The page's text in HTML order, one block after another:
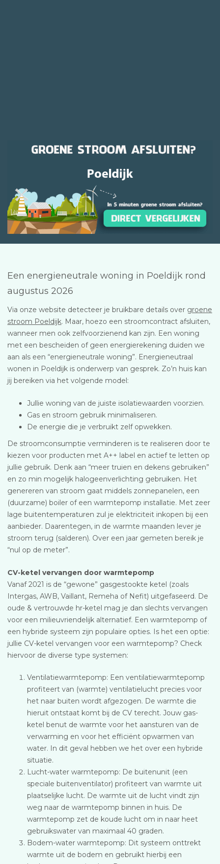
Een energieneutrale woning in Poeldijk rond
augustus 2026
Via onze website detecteer je bruikbare details over groene
stroom Poeldijk. Maar, hoezo een stroomcontract afsluiten,
wanneer men ook zelfvoorzienend kan zijn. Een woning
met een bescheiden of geen energierekening duiden we
aan als een “energieneutrale woning”. Energieneutraal
wonen in Poeldijk is onderwerp van gesprek. Zo’n huis kan
jij bereiken via het volgende model:
Jullie woning van de juiste isolatiewaarden voorzien.
Gas en stroom gebruik minimaliseren.
De energie die je verbruikt zelf opwekken.
De stroomconsumptie verminderen is te realiseren door te
kiezen voor producten met A++ label en actief te letten op
jullie gebruik. Denk aan “meer truien en dekens gebruiken”
en zo min mogelijk halogeenverlichting gebruiken. Het
genereren van stroom gaat middels zonnepanelen, een
(duurzame) boiler of een warmtepomp installatie. Met zeer
lage buitentemperaturen zul je elektriciteit inkopen bij een
aanbieder. Daarentegen, in de warmte maanden lever je
stroom terug (salderen). Over een jaar gemeten bereik je
“nul op de meter”.
CV-ketel vervangen door warmtepomp
Vanaf 2021 is de “gewone” gasgestookte ketel (zoals
Intergas, AWB, Vaillant, Remeha of Nefit) uitgefaseerd. De
oude & vertrouwde hr-ketel mag je dan slechts vervangen
voor een milieuvriendelijk alternatief. Een warmtepomp of
een hybride systeem zijn populaire opties. Is het een optie:
jullie CV-ketel vervangen voor een warmtepomp? Check
hiervoor de diverse type systemen:
Ventilatiewarmtepomp: Een ventilatiewarmtepomp
profiteert van (warmte) ventilatielucht precies voor
het naar buiten wordt afgezogen. De warmte die
hieruit ontstaat komt bij de CV terecht. Jouw gas-
ketel benut de warmte voor het aansturen van de
verwarming en voor het efficiënt opwarmen van
water. In dit geval hebben we het over een hybride
situatie.
Lucht-water warmtepomp: De buitenunit (een
speciale buitenventilator) profiteert van warmte uit
plaatselijke lucht. De warmte uit de lucht vindt zijn
weg naar de warmtepomp binnen in huis. De
warmtepomp zet de koude lucht om in naar heet
gebruikswater van maximaal 40 graden.
Bodem-water warmtepomp: Dit systeem onttrekt
warmte uit de bodem en gebruikt hierbij een